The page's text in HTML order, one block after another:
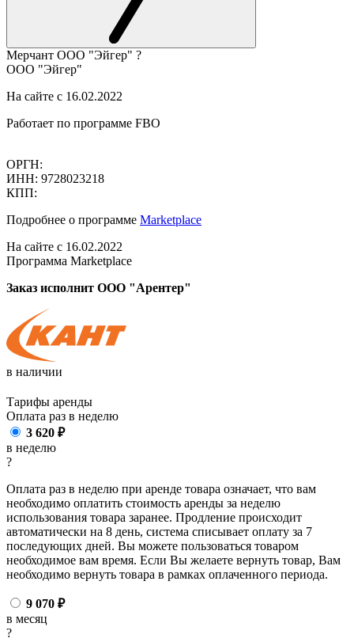
Мерчант ООО "Эйгер" ?
ООО "Эйгер"
На сайте с 16.02.2022
Работает по программе FBO
ОРГН:
ИНН: 9728023218
КПП:
Подробнее о программе Marketplace
На сайте с 16.02.2022
Программа Marketplace
Заказ исполнит ООО "Арентер"
в наличии
Тарифы аренды
Оплата раз в неделю
3 620 ₽
в неделю
?
Оплата раз в неделю при аренде товара означает, что вам
необходимо оплатить стоимость аренды за неделю
использования товара заранее. Продление происходит
автоматически на 8 день, система списывает оплату за 7
последующих дней. Вы можете пользоваться товаром
необходимое вам время. Если Вы желаете вернуть товар, Вам
необходимо вернуть товара в рамках оплаченного периода.
9 070 ₽
в месяц
?